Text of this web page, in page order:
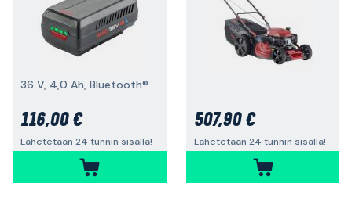
36 V, 4,0 Ah, Bluetooth®
116,00 €
Lähetetään 24 tunnin sisällä!
507,90 €
Lähetetään 24 tunnin sisällä!